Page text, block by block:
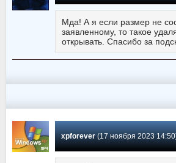
Мда! А я если размер не
заявленному, то такое
открывать. Спасибо за
xpforever(17 ноября 2023 14:50)